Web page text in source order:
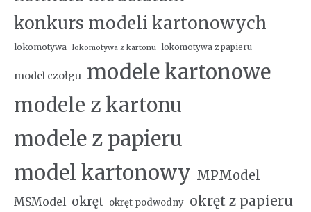
konkurs modeli kartonowych
lokomotywa lokomotywa z kartonu lokomotywa z papieru
model czołgu modele kartonowe
modele z kartonu
modele z papieru
model kartonowy MPModel
MSModel okręt okręt podwodny okręt z papieru